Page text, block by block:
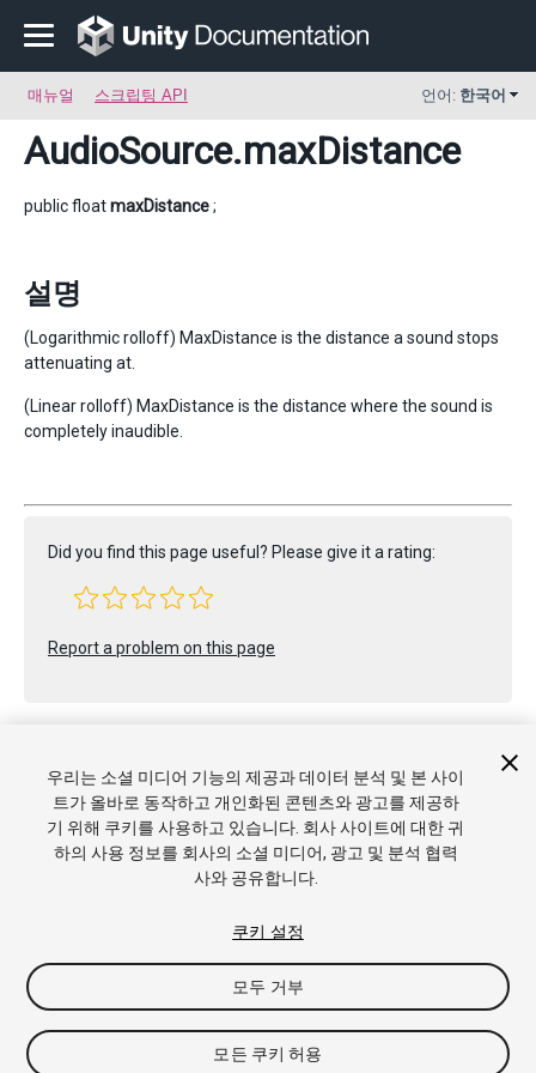
매뉴얼 스크립팅 API 언어: 한국어
AudioSource.maxDistance
public floatmaxDistance;
설명
(Logarithmic rolloff) MaxDistance is the distance a sound stops
attenuating at.
(Linear rolloff) MaxDistance is the distance where the sound is
completely inaudible.
Did you find this page useful? Please give it a rating:
Report a problem on this page
Copyright © 2021 Unity Technologies. Publication 2021.2
튜토리얼
커뮤니티 답변 기술 자료 포럼 에셋 스토어
개인정보처리방침
우리는 소셜 미디어 기능의 제공과 데이터 분석 및 본 사이
트가 올바로 동작하고 개인화된 콘텐츠와 광고를 제공하
기 위해 쿠키를 사용하고 있습니다. 회사 사이트에 대한 귀
하의 사용 정보를 회사의 소셜 미디어, 광고 및 분석 협력
사와 공유합니다.
쿠키 설정
모두 거부
모든 쿠키 허용